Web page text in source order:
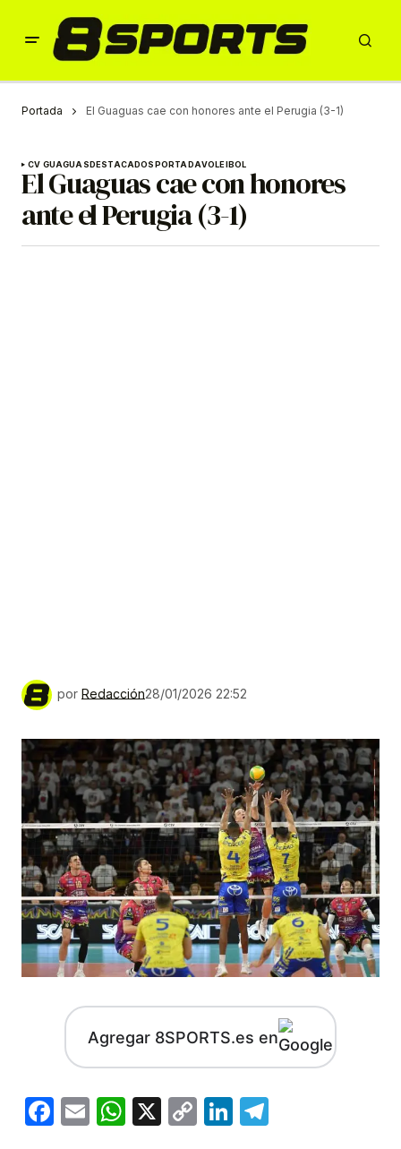
Portada El Guaguas cae con honores ante el Perugia (3-1)
CV GUAGUASDESTACADOSPORTADAVOLEIBOL
El Guaguas cae con honores
ante el Perugia (3-1)
por Redacción28/01/2026 22:52
Agregar 8SPORTS.es en
Facebook
EmailWhatsApp
X
CopyLinkedIn